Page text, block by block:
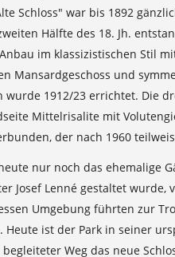
Schloss" war bis 1892
Hälfte des 18. Jh.
im klassizistischen Stil
Mansardgeschoss und
1912/23 errichtet. Die
Mittelrisalite mit
der nach 1960
nur noch das ehemalige
Josef Lenné gestaltet wurde,
Umgebung führten zur
ist der Park in seiner
Weg das neue